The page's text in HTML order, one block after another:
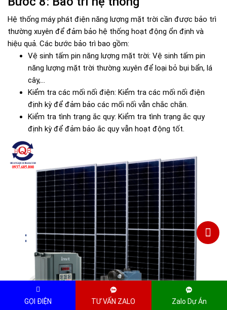
Hệ thống máy phát điện năng lượng mặt trời cần được bảo trì
thường xuyên để đảm bảo hệ thống hoạt động ổn định và
hiệu quả. Các bước bảo trì bao gồm:
Vệ sinh tấm pin năng lượng mặt trời: Vệ sinh tấm pin
năng lượng mặt trời thường xuyên để loại bỏ bụi bẩn, lá
cây,...
Kiểm tra các mối nối điện: Kiểm tra các mối nối điện
định kỳ để đảm bảo các mối nối vẫn chắc chắn.
Kiểm tra tình trạng ắc quy: Kiểm tra tình trạng ắc quy
định kỳ để đảm bảo ắc quy vẫn hoạt động tốt.
GỌI ĐIỆN TƯ VẤN ZALO Zalo Dự Án